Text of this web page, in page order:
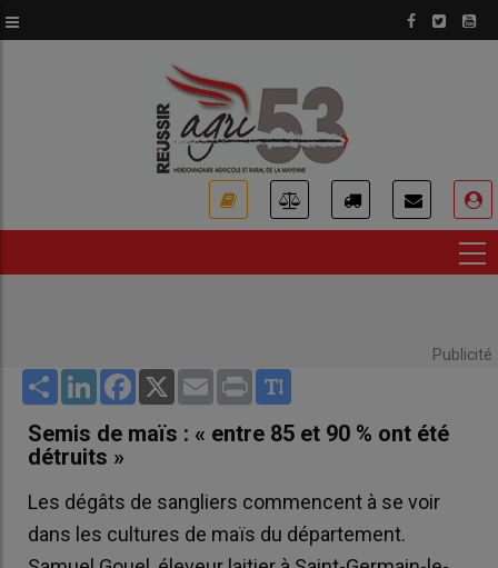
au
Publicité
Share LinkedInFacebook
X Email Print
Semis de maïs : « entre 85 et 90 % ont été
détruits »
Les dégâts de sangliers commencent à se voir
dans les cultures de maïs du département.